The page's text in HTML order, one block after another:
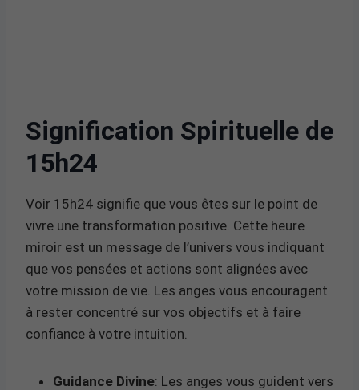
Signification Spirituelle de
15h24
Voir 15h24 signifie que vous êtes sur le point de
vivre une transformation positive. Cette heure
miroir est un message de l’univers vous indiquant
que vos pensées et actions sont alignées avec
votre mission de vie. Les anges vous encouragent
à rester concentré sur vos objectifs et à faire
confiance à votre intuition.
Guidance Divine: Les anges vous guident vers